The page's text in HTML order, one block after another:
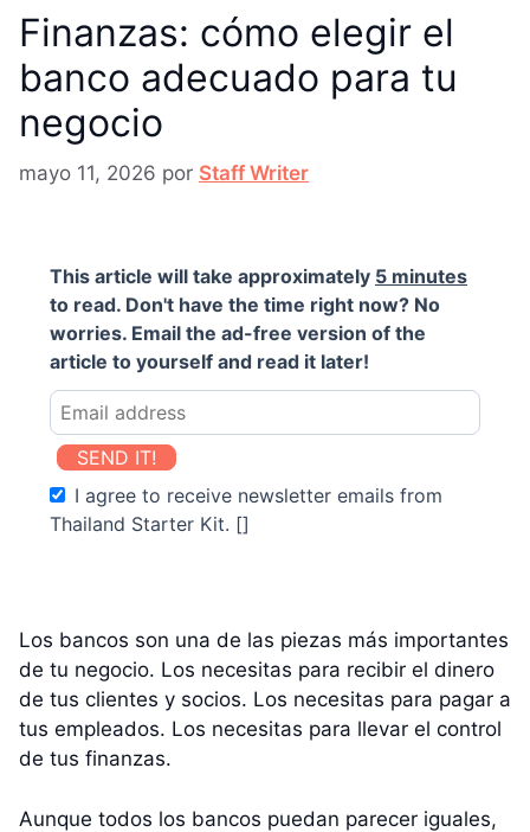
Finanzas: cómo elegir el
banco adecuado para tu
negocio
mayo 11, 2026 por Staff Writer
This article will take approximately 5 minutes
to read. Don't have the time right now? No
worries. Email the ad-free version of the
article to yourself and read it later!
SEND IT!
I agree to receive newsletter emails from
Thailand Starter Kit. []
Los bancos son una de las piezas más importantes
de tu negocio. Los necesitas para recibir el dinero
de tus clientes y socios. Los necesitas para pagar a
tus empleados. Los necesitas para llevar el control
de tus finanzas.
Aunque todos los bancos puedan parecer iguales,